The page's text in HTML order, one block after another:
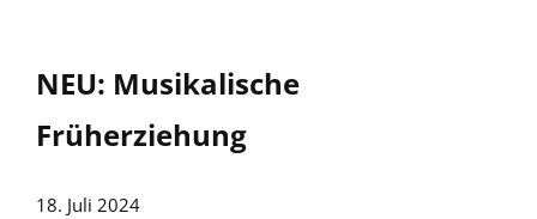
NEU: Musikalische
Früherziehung
18. Juli 2024